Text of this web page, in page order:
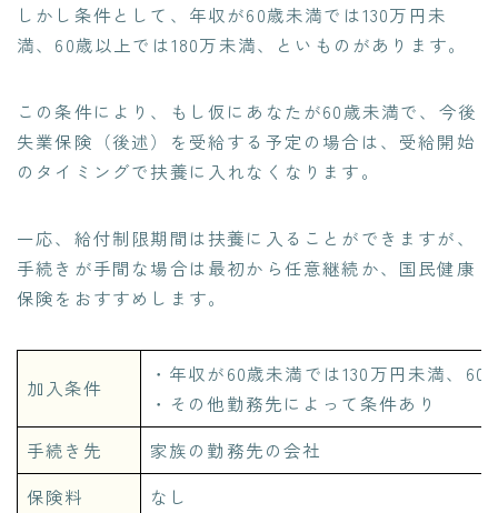
しかし条件として、年収が60歳未満では130万円未
満、60歳以上では180万未満、といものがあります。
この条件により、もし仮にあなたが60歳未満で、今後
失業保険（後述）を受給する予定の場合は、受給開始
のタイミングで扶養に入れなくなります。
一応、給付制限期間は扶養に入ることができますが、
手続きが手間な場合は最初から任意継続か、国民健康
保険をおすすめします。
加入条件
・年収が60歳未満では130万円未満、60
・その他勤務先によって条件あり
手続き先
家族の勤務先の会社
保険料
なし